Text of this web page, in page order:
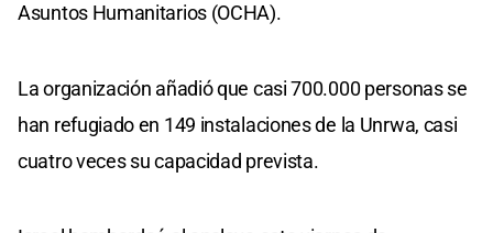
Asuntos Humanitarios (OCHA).
La organización añadió que casi 700.000 personas se
han refugiado en 149 instalaciones de la Unrwa, casi
cuatro veces su capacidad prevista.